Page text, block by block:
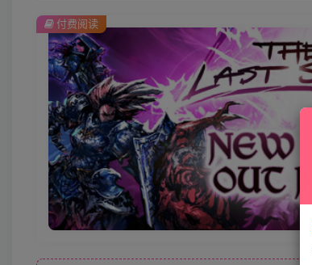
付费阅读